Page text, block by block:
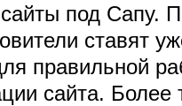
под Сапу.
ставят
правильной
сайта. Более